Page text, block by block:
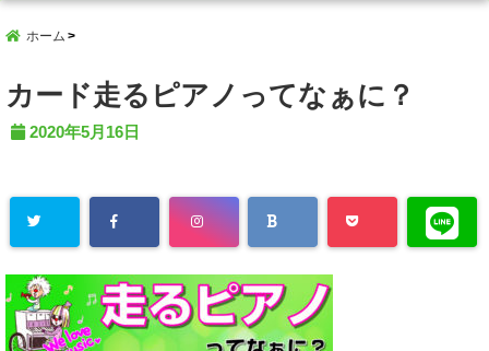
ホーム
カード走るピアノってなぁに？
2020年5月16日